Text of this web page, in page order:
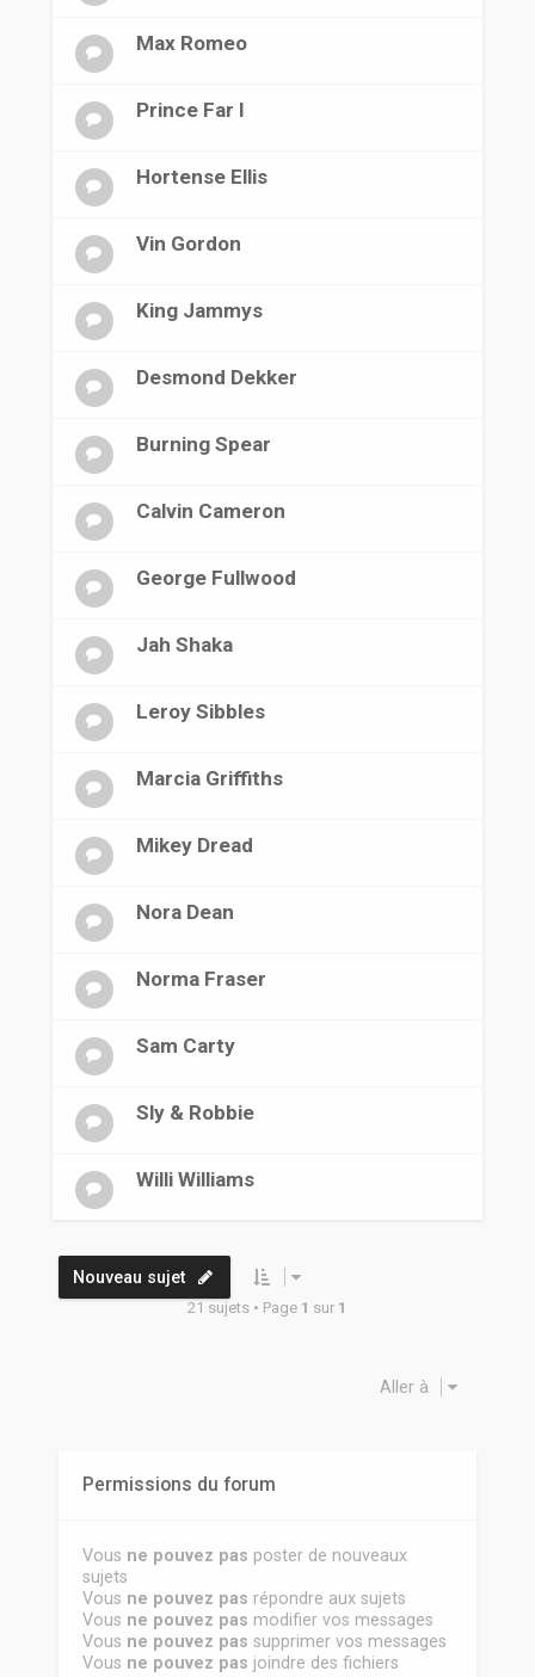
Max Romeo
Prince Far I
Hortense Ellis
Vin Gordon
King Jammys
Desmond Dekker
Burning Spear
Calvin Cameron
George Fullwood
Jah Shaka
Leroy Sibbles
Marcia Griffiths
Mikey Dread
Nora Dean
Norma Fraser
Sam Carty
Sly & Robbie
Willi Williams
Nouveau sujet
21 sujets • Page 1 sur 1
Aller à
Permissions du forum
Vous ne pouvez pas poster de nouveaux
sujets
Vous ne pouvez pas répondre aux sujets
Vous ne pouvez pas modifier vos messages
Vous ne pouvez pas supprimer vos messages
Vous ne pouvez pas joindre des fichiers